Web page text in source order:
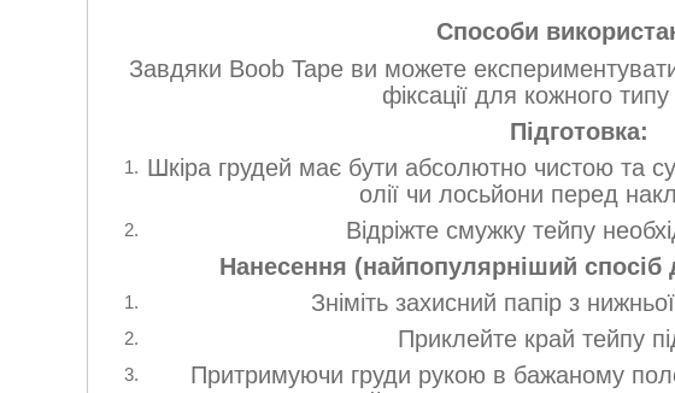
Способи
Завдяки Boob Tape ви можете
фіксації для кожного
Підготовка:
Шкіра грудей має бути абсолютно чистою та
олії чи лосьйони перед
Відріжте смужку тейпу
Нанесення (найпопулярніший
Зніміть захисний папір з
Приклейте край тейпу
Притримуючи груди рукою в бажаному